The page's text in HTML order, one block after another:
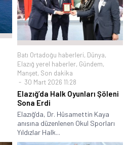
Batı Ortadoğu haberleri, Dünya,
Elazığ yerel haberler, Gündem,
Manşet, Son dakika
30 Mart 2026 11:28
Elazığ’da Halk Oyunları Şöleni
Sona Erdi
Elazığ’da, Dr. Hüsamettin Kaya
anısına düzenlenen Okul Sporları
Yıldızlar Halk...